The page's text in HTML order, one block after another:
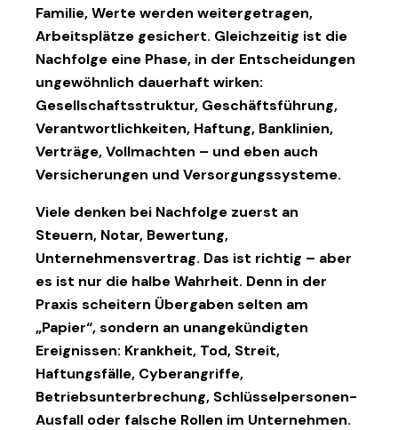
Familie, Werte werden weitergetragen,
Arbeitsplätze gesichert. Gleichzeitig ist die
Nachfolge eine Phase, in der Entscheidungen
ungewöhnlich dauerhaft wirken:
Gesellschaftsstruktur, Geschäftsführung,
Verantwortlichkeiten, Haftung, Banklinien,
Verträge, Vollmachten – und eben auch
Versicherungen und Versorgungssysteme.
Viele denken bei Nachfolge zuerst an
Steuern, Notar, Bewertung,
Unternehmensvertrag. Das ist richtig – aber
es ist nur die halbe Wahrheit. Denn in der
Praxis scheitern Übergaben selten am
„Papier“, sondern an unangekündigten
Ereignissen: Krankheit, Tod, Streit,
Haftungsfälle, Cyberangriffe,
Betriebsunterbrechung, Schlüsselpersonen-
Ausfall oder falsche Rollen im Unternehmen.